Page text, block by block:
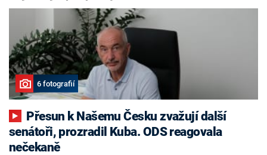
6 fotografií
senátoři, prozradil Kuba. ODS reagovala
nečekaně